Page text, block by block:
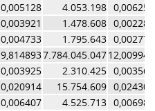
0,005128 4.053.198 0,006254
0,003921 1.478.608 0,002281
0,004733 1.795.643 0,002770
9,8148937.784.045.04712,009946
0,003925 2.310.425 0,003565
0,020914 15.754.609 0,024308
0,006407 4.525.713 0,006983